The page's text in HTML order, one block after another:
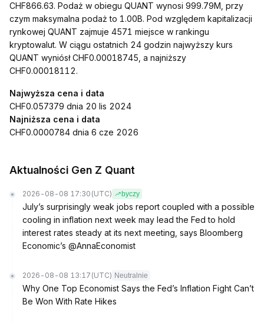
CHF866.63. Podaż w obiegu QUANT wynosi 999.79M, przy
czym maksymalna podaż to 1.00B. Pod względem kapitalizacji
rynkowej QUANT zajmuje 4571 miejsce w rankingu
kryptowalut. W ciągu ostatnich 24 godzin najwyższy kurs
QUANT wyniósł CHF0.00018745, a najniższy
CHF0.00018112.
Najwyższa cena i data
CHF0.057379 dnia 20 lis 2024
Najniższa cena i data
CHF0.0000784 dnia 6 cze 2026
Aktualności Gen Z Quant
2026-08-08 17:30 (UTC) byczy
July’s surprisingly weak jobs report coupled with a possible
cooling in inflation next week may lead the Fed to hold
interest rates steady at its next meeting, says Bloomberg
Economic’s @AnnaEconomist
2026-08-08 13:17 (UTC) Neutralnie
Why One Top Economist Says the Fed’s Inflation Fight Can’t
Be Won With Rate Hikes